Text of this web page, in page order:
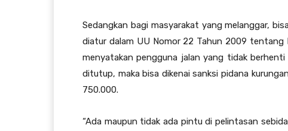
Sedangkan bagi masyarakat yang melanggar,
diatur dalam UU Nomor 22 Tahun 2009
menyatakan pengguna jalan yang tidak
ditutup, maka bisa dikenai sanksi pidana
750.000.
“Ada maupun tidak ada pintu di pelintasan